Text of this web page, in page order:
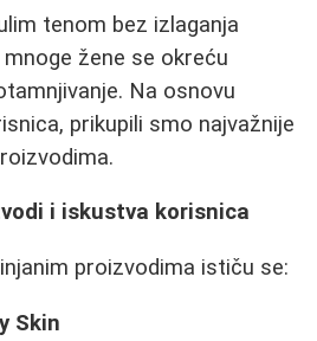
tenom bez izlaganja
žene se okreću
Na osnovu
prikupili smo najvažnije
i iskustva korisnica
proizvodima ističu se:
Skin